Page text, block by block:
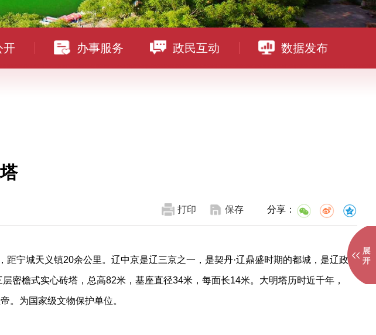
开 办事服务 政民互动 数据发布
打印 保存 分享：
城天义镇20余公里。辽中京是辽三京之一，是契丹·辽鼎盛时期的都城，是辽政
密檐式实心砖塔，总高82米，基座直径34米，每面长14米。大明塔历时近千年，
。为国家级文物保护单位。